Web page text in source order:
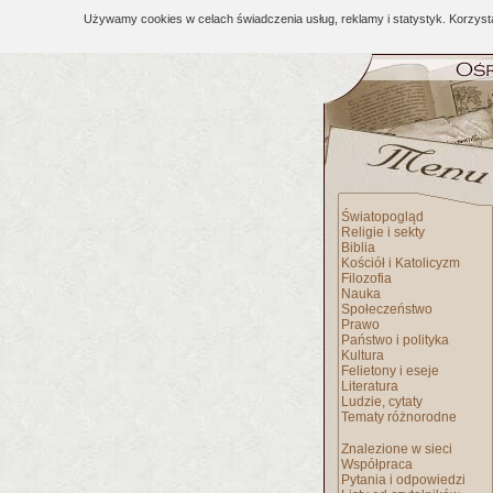
Używamy cookies w celach świadczenia usług, reklamy i statystyk.
Światopogląd
Religie i sekty
Biblia
Kościół i Katolicyzm
Filozofia
Nauka
Społeczeństwo
Prawo
Państwo i polityka
Kultura
Felietony i eseje
Literatura
Ludzie, cytaty
Tematy różnorodne
Znalezione w sieci
Współpraca
Pytania i odpowiedzi